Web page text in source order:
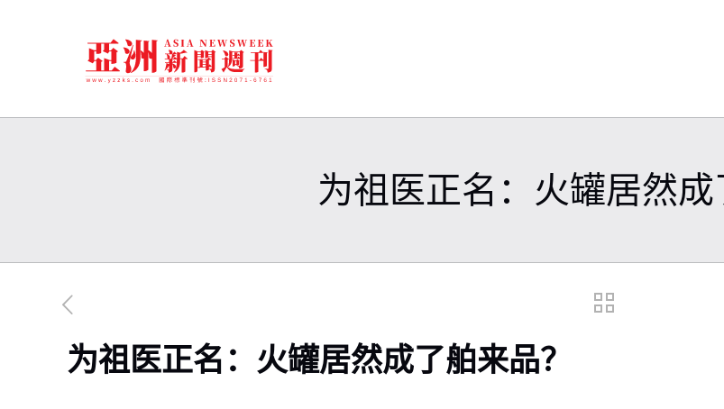
为祖医正名：火罐居然成
为祖医正名：火罐居然成了舶来品？